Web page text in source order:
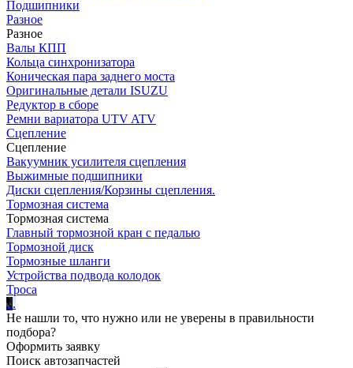
Подшипники
Разное
Разное
Валы КПП
Кольца синхронизатора
Коническая пара заднего моста
Оригинальные детали ISUZU
Редуктор в сборе
Ремни вариатора UTV ATV
Сцепление
Сцепление
Вакуумник усилителя сцепления
Выжимные подшипники
Диски сцепления/Корзины сцепления.
Тормозная система
Тормозная система
Главный тормозной кран с педалью
Тормозной диск
Тормозные шланги
Устройства подвода колодок
Троса
...
Не нашли то, что нужно или не уверены в правильности
подбора?
Оформить заявку
Поиск автозапчастей